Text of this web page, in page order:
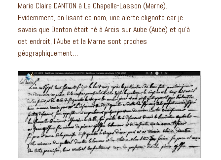
Marie Claire DANTON à La Chapelle-Lasson (Marne).
Evidemment, en lisant ce nom, une alerte clignote car je
savais que Danton était né à Arcis sur Aube (Aube) et qu’à
cet endroit, l’Aube et la Marne sont proches
géographiquement…